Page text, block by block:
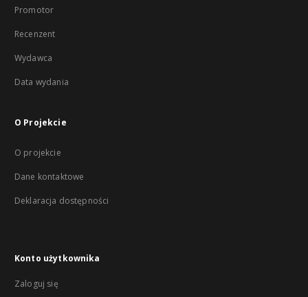
Promotor
Recenzent
Wydawca
Data wydania
O Projekcie
O projekcie
Dane kontaktowe
Deklaracja dostępności
Konto użytkownika
Zaloguj się